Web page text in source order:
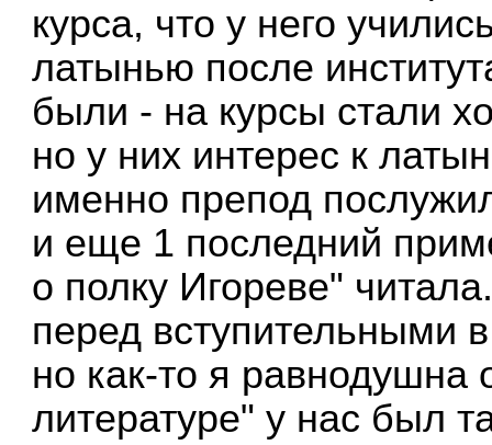
курса, что у него
латынью после
были - на курсы стали
но у них интерес к
именно препод
и еще 1 последний
о полку Игореве"
перед вступительными
но как-то я равнодушна
литературе" у нас был